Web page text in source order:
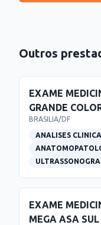
Outros
EXAME
GRANDE
BRASILIA/DF
ANALISES
EXAME
MEGA ASA SUL